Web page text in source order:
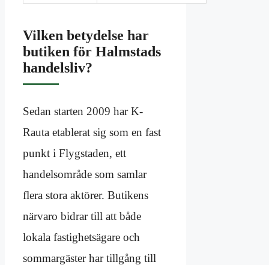
Vilken betydelse har
butiken för Halmstads
handelsliv?
Sedan starten 2009 har K-
Rauta etablerat sig som en fast
punkt i Flygstaden, ett
handelsområde som samlar
flera stora aktörer. Butikens
närvaro bidrar till att både
lokala fastighetsägare och
sommargäster har tillgång till